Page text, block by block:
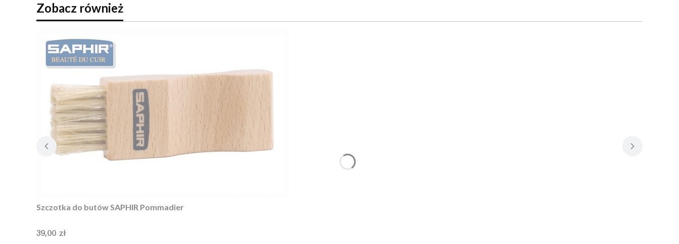
Zobacz również
Szczotka do butów SAPHIR Pommadier
Cena
39,00 zł